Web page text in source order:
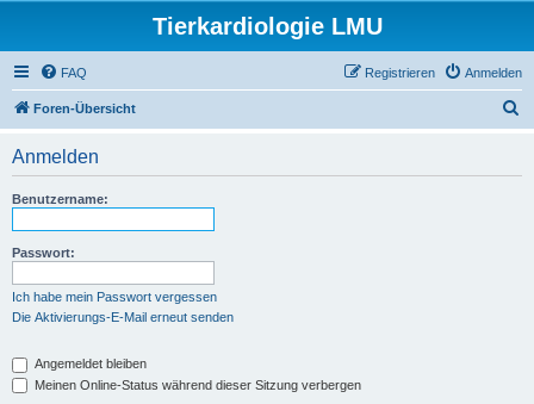
Tierkardiologie LMU
FAQ Anmelden
Registrieren
Foren-Übersicht
Anmelden
Benutzername:
Passwort:
Ich habe mein Passwort vergessen
Die Aktivierungs-E-Mail erneut senden
Angemeldet bleiben
Meinen Online-Status während dieser Sitzung verbergen